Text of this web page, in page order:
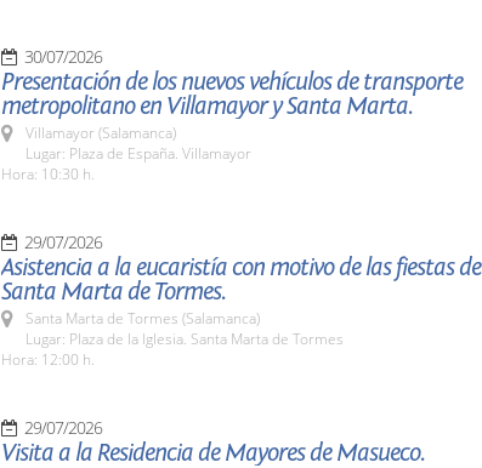
30/07/2026
Presentación de los nuevos vehículos de transporte
metropolitano en Villamayor y Santa Marta.
Villamayor (Salamanca)
Lugar: Plaza de España. Villamayor
Hora: 10:30 h.
29/07/2026
Asistencia a la eucaristía con motivo de las fiestas de
Santa Marta de Tormes.
Santa Marta de Tormes (Salamanca)
Lugar: Plaza de la Iglesia. Santa Marta de Tormes
Hora: 12:00 h.
29/07/2026
Visita a la Residencia de Mayores de Masueco.